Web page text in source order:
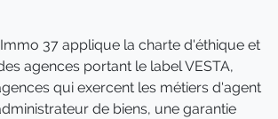
37 applique la charte d'éthique et
agences portant le label VESTA,
qui exercent les métiers d'agent
de biens, une garantie